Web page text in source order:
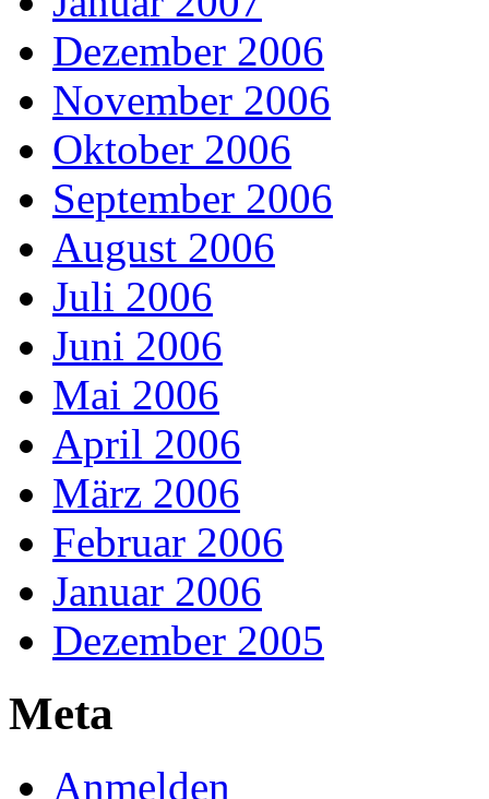
Dezember 2006
November 2006
Oktober 2006
September 2006
August 2006
Juli 2006
Juni 2006
Mai 2006
April 2006
März 2006
Februar 2006
Januar 2006
Dezember 2005
Meta
Anmelden